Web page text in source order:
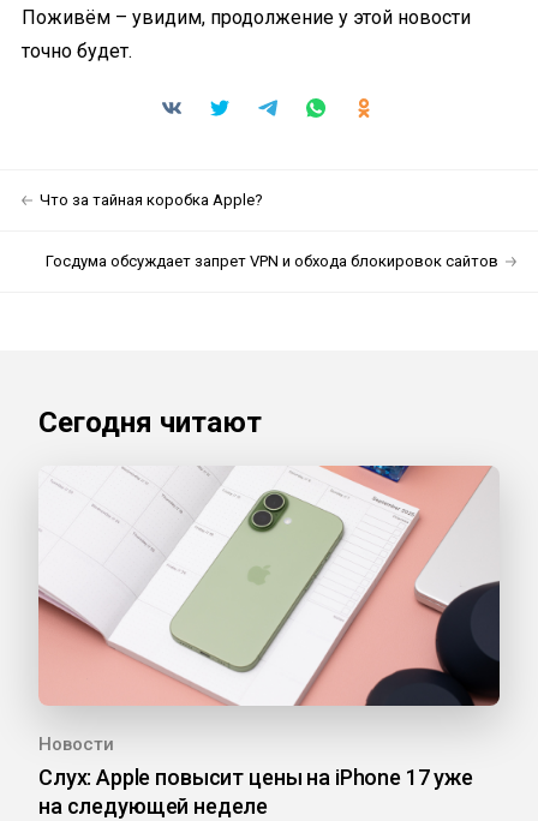
Поживём – увидим, продолжение у этой новости
точно будет.
Что за тайная коробка Apple?
Госдума обсуждает запрет VPN и обхода блокировок сайтов
Сегодня читают
Новости
Слух: Apple повысит цены на iPhone 17 уже
на следующей неделе